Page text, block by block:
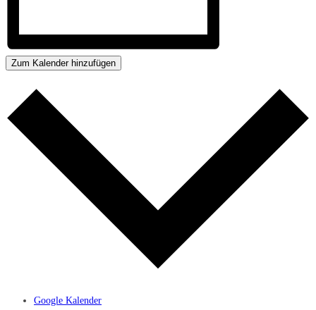
Zum Kalender hinzufügen
Google Kalender